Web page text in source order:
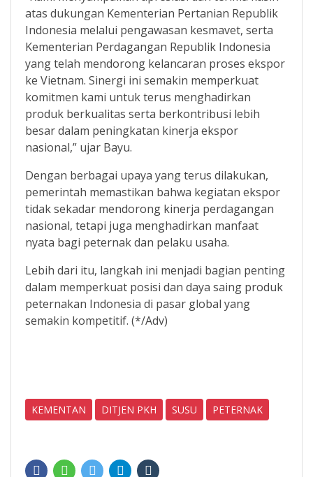
atas dukungan Kementerian Pertanian Republik
Indonesia melalui pengawasan kesmavet, serta
Kementerian Perdagangan Republik Indonesia
yang telah mendorong kelancaran proses ekspor
ke Vietnam. Sinergi ini semakin memperkuat
komitmen kami untuk terus menghadirkan
produk berkualitas serta berkontribusi lebih
besar dalam peningkatan kinerja ekspor
nasional,” ujar Bayu.
Dengan berbagai upaya yang terus dilakukan,
pemerintah memastikan bahwa kegiatan ekspor
tidak sekadar mendorong kinerja perdagangan
nasional, tetapi juga menghadirkan manfaat
nyata bagi peternak dan pelaku usaha.
Lebih dari itu, langkah ini menjadi bagian penting
dalam memperkuat posisi dan daya saing produk
peternakan Indonesia di pasar global yang
semakin kompetitif. (*/Adv)
KEMENTAN DITJEN PKH SUSU PETERNAK